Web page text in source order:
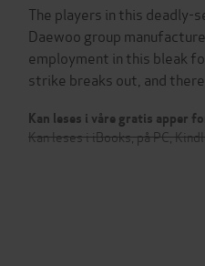
The players in this deadly-
Daewoo group
employment in this bleak
strike breaks out, and
Kan leses i våre gratis apper
Kan leses i iBooks, på PC,